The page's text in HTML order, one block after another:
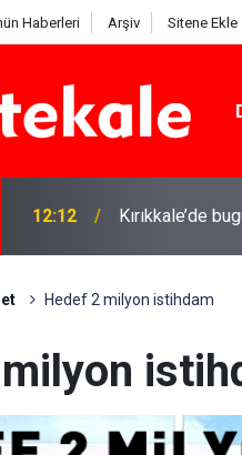
Haberleri Arşiv Sitene Ekle
12:12 Kırıkkale’de
Hedef 2 milyon istihdam